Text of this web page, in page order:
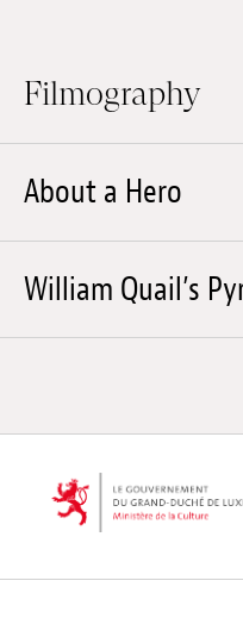
Filmography
About a Hero
William Quail’s